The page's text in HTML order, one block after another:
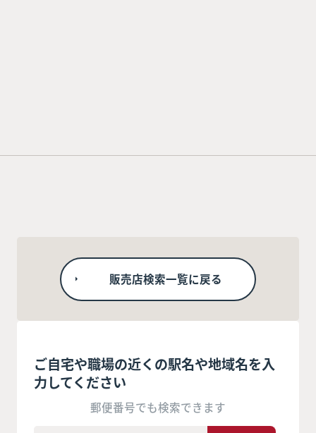
販売店検索一覧に戻る
ご自宅や職場の近くの駅名や地域名を入
力してください
郵便番号でも検索できます